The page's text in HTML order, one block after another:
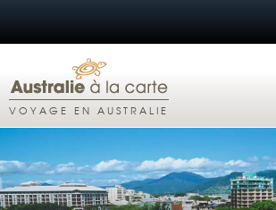
VOYAGE EN AUSTRALIE